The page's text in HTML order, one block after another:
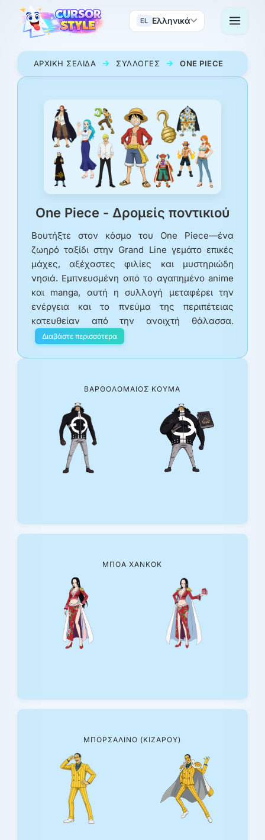
EL Ελληνικά
ΑΡΧΙΚΉ ΣΕΛΊΔΑ ΣΥΛΛΟΓΈΣ ONE PIECE
One Piece - Δρομείς ποντικιού
Βουτήξτε στον κόσμο του One Piece—ένα
ζωηρό ταξίδι στην Grand Line γεμάτο επικές
μάχες, αξέχαστες φιλίες και μυστηριώδη
νησιά. Εμπνευσμένη από το αγαπημένο anime
και manga, αυτή η συλλογή μεταφέρει την
ενέργεια και το πνεύμα της περιπέτειας
κατευθείαν από την ανοιχτή θάλασσα.
Διαβάστε περισσότερα
ΒΑΡΘΟΛΟΜΑΊΟΣ ΚΟΥΜΆ
ΜΠΟΑ ΧΆΝΚΟΚ
ΜΠΟΡΣΑΛΊΝΟ (ΚΙΖΆΡΟΥ)